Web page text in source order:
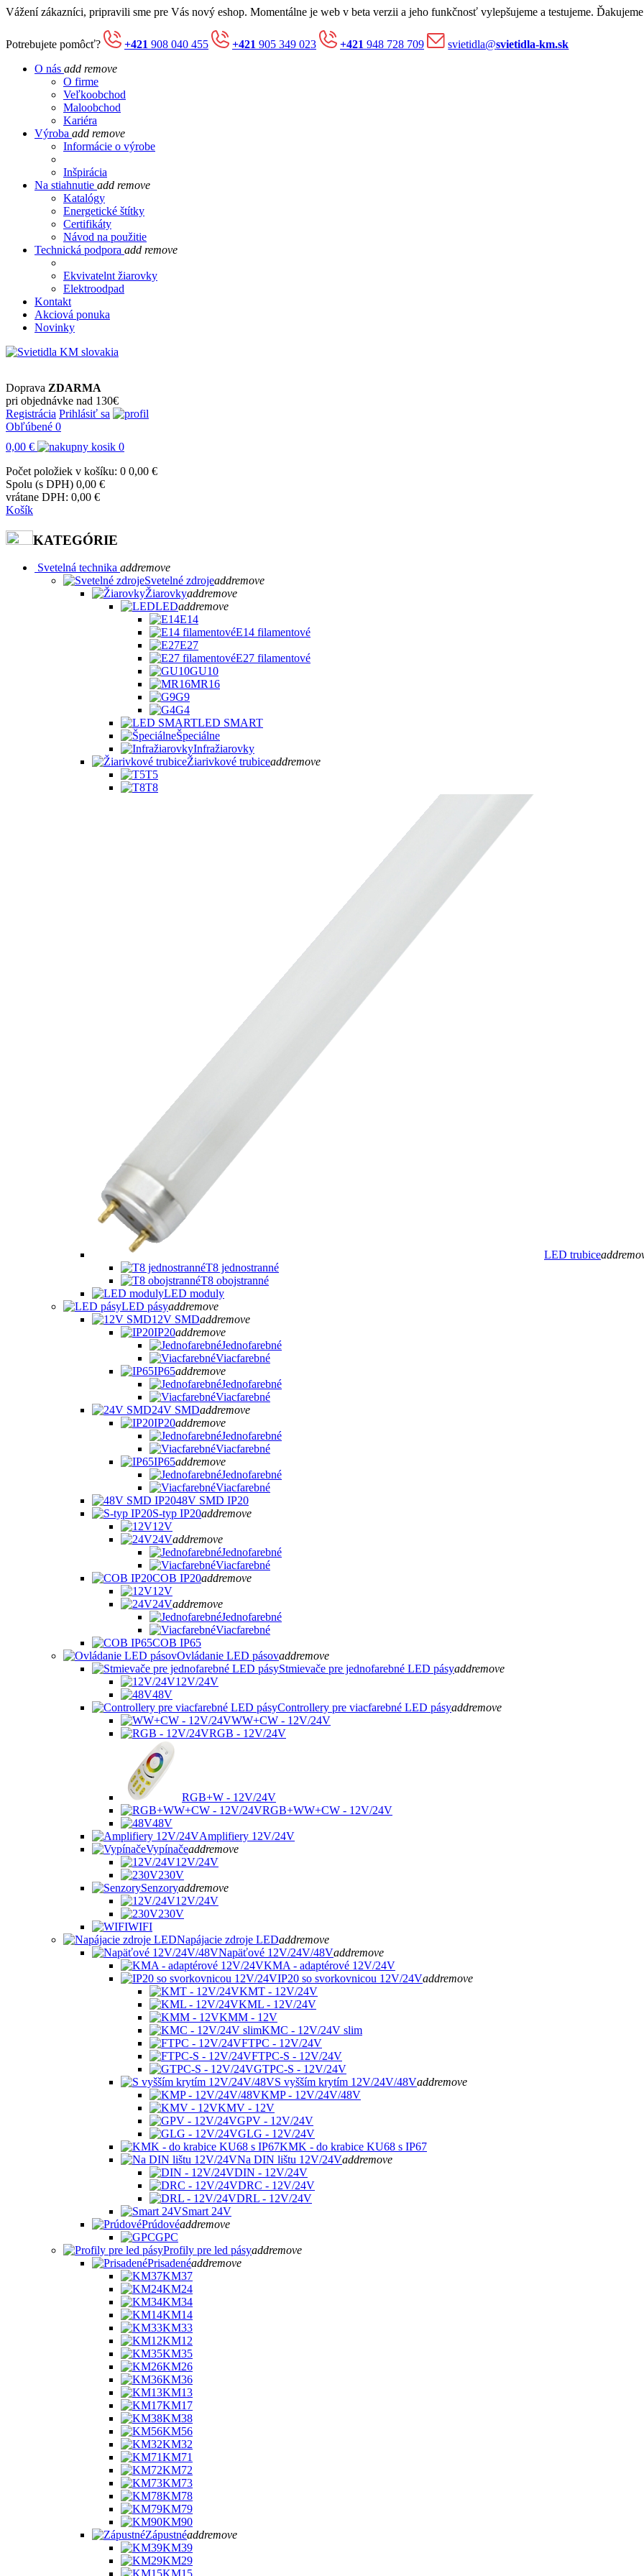
Vážení zákazníci, pripravili sme pre Vás nový eshop. Momentálne je web v beta verzii a jeho funkčnosť vylepšujeme a testujeme.
Potrebujete pomôcť? +421 908 040 455 +421 905 349 023 +421 948 728 709 svietidla@svietidla-km.sk
O nás add remove
O firme
Veľkoobchod
Maloobchod
Kariéra
Výroba add remove
Informácie o výrobe
Inšpirácia
Na stiahnutie add remove
Katalógy
Energetické štítky
Certifikáty
Návod na použitie
Technická podpora add remove
Ekvivatelnt žiarovky
Elektroodpad
Kontakt
Akciová ponuka
Novinky
Doprava ZDARMA
pri objednávke nad 130€
Registrácia Prihlásiť sa
Obľúbené 0
0,00 €
0
Počet položiek v košíku: 0 0,00 €
Spolu (s DPH) 0,00 €
vrátane DPH: 0,00 €
Košík
KATEGÓRIE
Svetelná technika addremove
Svetelné zdrojeaddremove
Žiarovkyaddremove
LEDaddremove
E14
E14 filamentové
E27
E27 filamentové
GU10
MR16
G9
G4
LED SMART
Špeciálne
Infražiarovky
Žiarivkové trubiceaddremove
T5
T8
LED trubiceadd
T8 jednostranné
T8 obojstranné
LED moduly
LED pásyaddremove
12V SMDaddremove
IP20addremove
Jednofarebné
Viacfarebné
IP65addremove
Jednofarebné
Viacfarebné
24V SMDaddremove
IP20addremove
Jednofarebné
Viacfarebné
IP65addremove
Jednofarebné
Viacfarebné
48V SMD IP20
S-typ IP20addremove
12V
24Vaddremove
Jednofarebné
Viacfarebné
COB IP20addremove
12V
24Vaddremove
Jednofarebné
Viacfarebné
COB IP65
Ovládanie LED pásovaddremove
Stmievače pre jednofarebné LED pásyaddremove
12V/24V
48V
Controllery pre viacfarebné LED pásyaddremove
WW+CW - 12V/24V
RGB - 12V/24V
RGB+W - 12V/24V
RGB+WW+CW - 12V/24V
48V
Amplifiery 12V/24V
Vypínačeaddremove
12V/24V
230V
Senzoryaddremove
12V/24V
230V
WIFI
Napájacie zdroje LEDaddremove
Napäťové 12V/24V/48Vaddremove
KMA - adaptérové 12V/24V
IP20 so svorkovnicou 12V/24Vaddremove
KMT - 12V/24V
KML - 12V/24V
KMM - 12V
KMC - 12V/24V slim
FTPC - 12V/24V
FTPC-S - 12V/24V
GTPC-S - 12V/24V
S vyšším krytím 12V/24V/48Vaddremove
KMP - 12V/24V/48V
KMV - 12V
GPV - 12V/24V
GLG - 12V/24V
KMK - do krabice KU68 s IP67
Na DIN lištu 12V/24Vaddremove
DIN - 12V/24V
DRC - 12V/24V
DRL - 12V/24V
Smart 24V
Prúdovéaddremove
GPC
Profily pre led pásyaddremove
Prisadenéaddremove
KM37
KM24
KM34
KM14
KM33
KM12
KM35
KM26
KM36
KM13
KM17
KM38
KM56
KM32
KM71
KM72
KM73
KM78
KM79
KM90
Zápustnéaddremove
KM39
KM29